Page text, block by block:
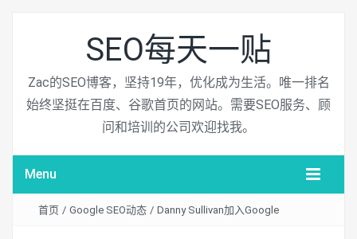
SEO每天一贴
Zac的SEO博客，坚持19年，优化成为生活。唯一排名
始终坚挺在百度、谷歌首页的网站。需要SEO服务、顾
问和培训的公司欢迎找我。
Menu
首页 / Google SEO动态 / Danny Sullivan加入Google